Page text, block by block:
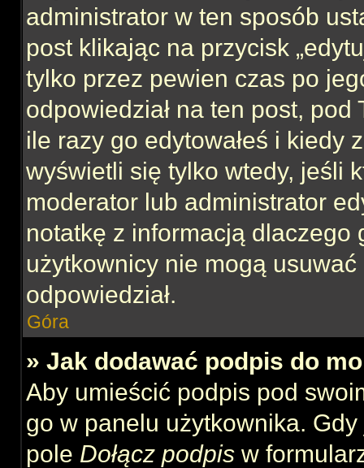
administrator w ten sposób
post klikając na przycisk
tylko przez pewien czas po
odpowiedział na ten post,
ile razy go edytowałeś i kiedy
wyświetli się tylko wtedy, jeśli
moderator lub administrator
notatkę z informacją
użytkownicy nie mogą
odpowiedział.
Góra
» Jak dodawać podpis do
Aby umieścić podpis pod
go w panelu użytkownika.
pole Dołącz podpis w